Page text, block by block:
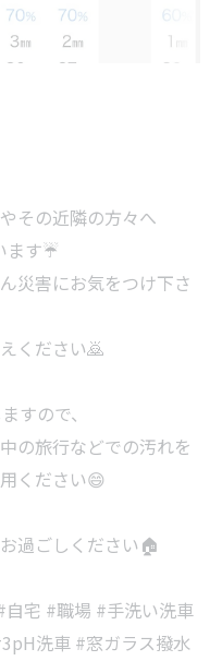
その近隣の方々へ
す☔️
災害にお気をつけ下さ
ください🙇
すので、
の旅行などでの汚れを
ください😄
過ごしください🏠
宅 #職場 #手洗い洗車
洗車 #窓ガラス撥水